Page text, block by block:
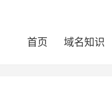
首页 域名知识